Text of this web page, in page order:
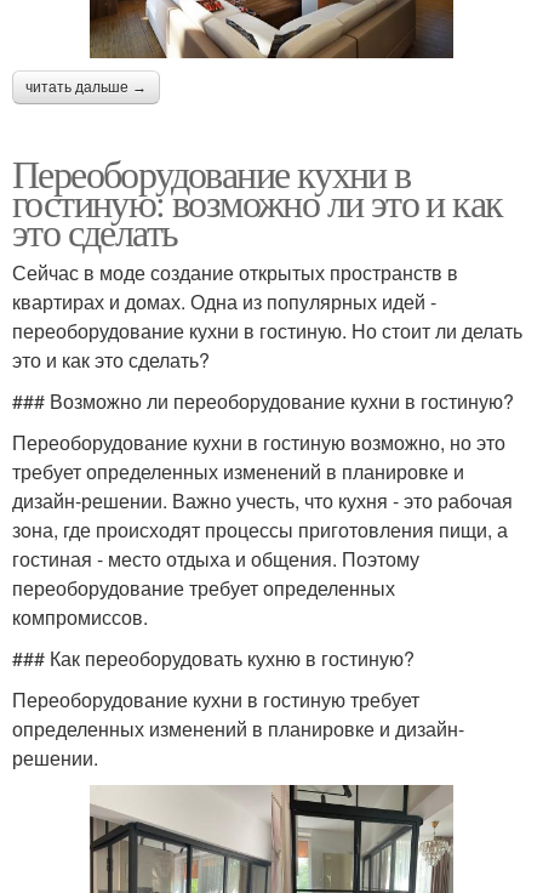
читать дальше →
Переоборудование кухни в
гостиную: возможно ли это и как
это сделать
Сейчас в моде создание открытых пространств в
квартирах и домах. Одна из популярных идей -
переоборудование кухни в гостиную. Но стоит ли делать
это и как это сделать?
### Возможно ли переоборудование кухни в гостиную?
Переоборудование кухни в гостиную возможно, но это
требует определенных изменений в планировке и
дизайн-решении. Важно учесть, что кухня - это рабочая
зона, где происходят процессы приготовления пищи, а
гостиная - место отдыха и общения. Поэтому
переоборудование требует определенных
компромиссов.
### Как переоборудовать кухню в гостиную?
Переоборудование кухни в гостиную требует
определенных изменений в планировке и дизайн-
решении.